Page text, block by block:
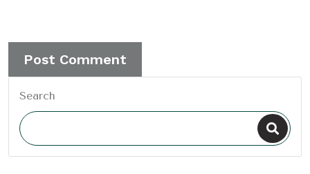
Search